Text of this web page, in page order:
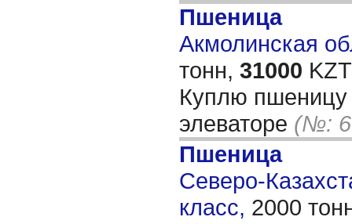
Пшеница
Акмолинская
тонн, 31000
Куплю пшеницу
элеваторе (№:
Пшеница
Северо-
класс, 2000